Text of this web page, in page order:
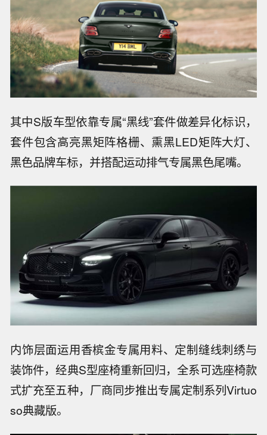
其中S版车型依靠专属“黑线”套件做差异化标识，
套件包含高亮黑矩阵格栅、熏黑LED矩阵大灯、
黑色品牌车标，并搭配运动排气专属黑色尾嘴。
内饰层面运用香槟金专属用料、定制缝线刺绣与
装饰件，经典S型座椅重新回归，全系可选座椅款
式扩充至五种，厂商同步推出专属定制系列Virtuo
so典藏版。